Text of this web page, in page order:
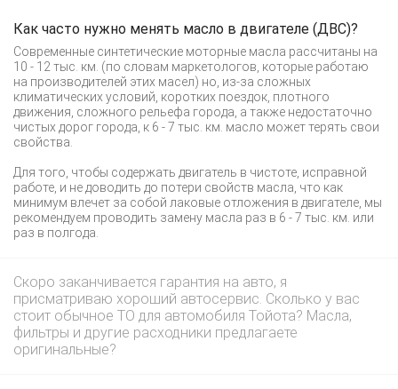
Как часто нужно менять масло в двигателе (ДВС)?
Современные синтетические моторные масла рассчитаны на
10 - 12 тыс. км. (по словам маркетологов, которые работаю
на производителей этих масел) но, из-за сложных
климатических условий, коротких поездок, плотного
движения, сложного рельефа города, а также недостаточно
чистых дорог города, к 6 - 7 тыс. км. масло может терять свои
свойства.
Для того, чтобы содержать двигатель в чистоте, исправной
работе, и не доводить до потери свойств масла, что как
минимум влечет за собой лаковые отложения в двигателе, мы
рекомендуем проводить замену масла раз в 6 - 7 тыс. км. или
раз в полгода.
Скоро заканчивается гарантия на авто, я
присматриваю хороший автосервис. Сколько у вас
стоит обычное ТО для автомобиля Тойота? Масла,
фильтры и другие расходники предлагаете
оригинальные?